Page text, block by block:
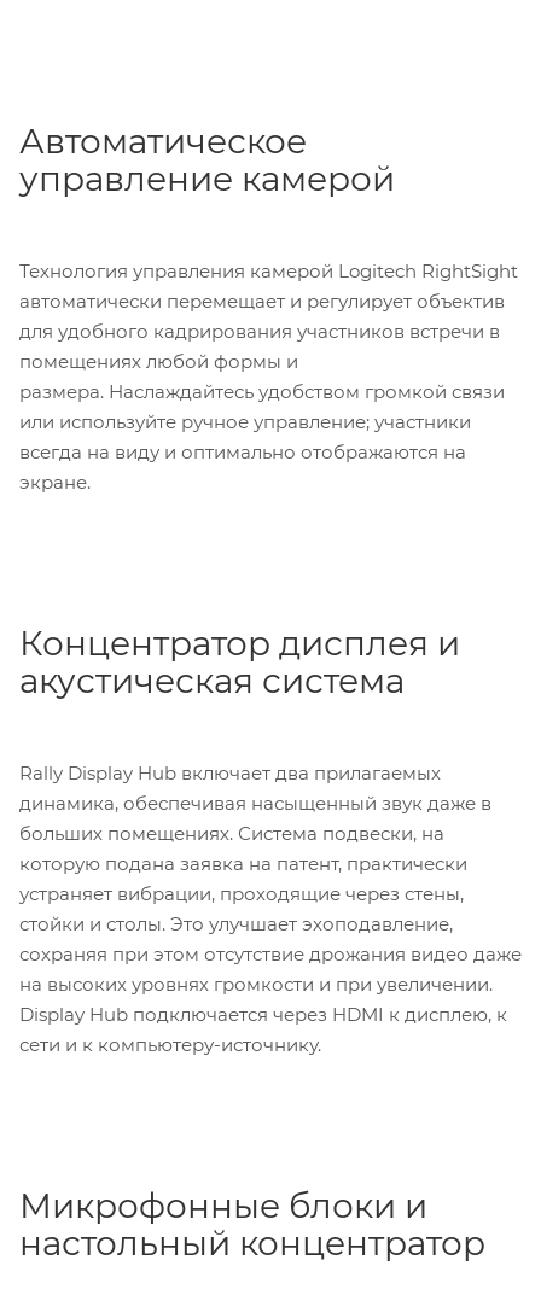
Автоматическое
управление камерой
Технология управления камерой Logitech RightSight
автоматически перемещает и регулирует объектив
для удобного кадрирования участников встречи в
помещениях любой формы и
размера. Наслаждайтесь удобством громкой связи
или используйте ручное управление; участники
всегда на виду и оптимально отображаются на
экране.
Концентратор дисплея и
акустическая система
Rally Display Hub включает два прилагаемых
динамика, обеспечивая насыщенный звук даже в
больших помещениях. Система подвески, на
которую подана заявка на патент, практически
устраняет вибрации, проходящие через стены,
стойки и столы. Это улучшает эхоподавление,
сохраняя при этом отсутствие дрожания видео даже
на высоких уровнях громкости и при увеличении.
Display Hub подключается через HDMI к дисплею, к
сети и к компьютеру-источнику.
Микрофонные блоки и
настольный концентратор